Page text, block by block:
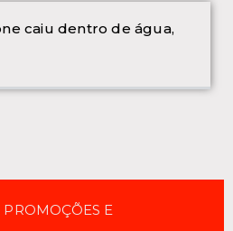
caiu dentro de água,
PROMOÇÕES E